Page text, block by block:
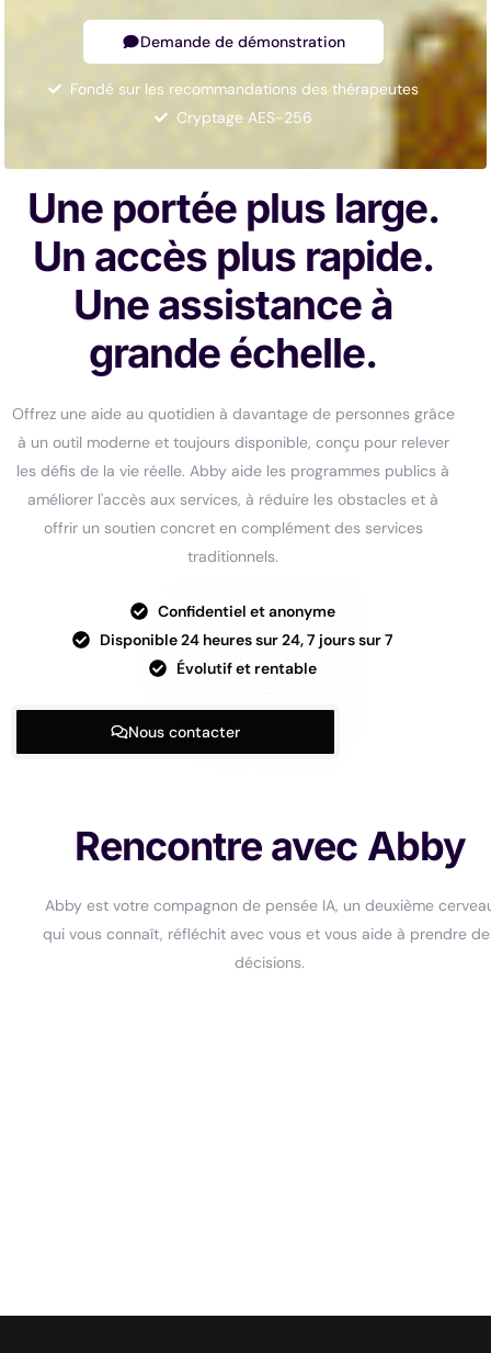
Demande de démonstration
Fondé sur les recommandations des thérapeutes
Cryptage AES-256
Une portée plus large.
Un accès plus rapide.
Une assistance à
grande échelle.
Offrez une aide au quotidien à davantage de personnes grâce
à un outil moderne et toujours disponible, conçu pour relever
les défis de la vie réelle. Abby aide les programmes publics à
améliorer l'accès aux services, à réduire les obstacles et à
offrir un soutien concret en complément des services
traditionnels.
Confidentiel et anonyme
Disponible 24 heures sur 24, 7 jours sur 7
Évolutif et rentable
Nous contacter
Rencontre avec Abby
Abby est votre compagnon de pensée IA, un deuxième
qui vous connaît, réfléchit avec vous et vous aide à prendre
décisions.